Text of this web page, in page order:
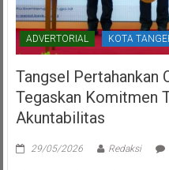
ADVERTORIAL KOTA
Tangsel Pertahankan
Tegaskan Komitmen
Akuntabilitas
29/05/2026 Redaksi